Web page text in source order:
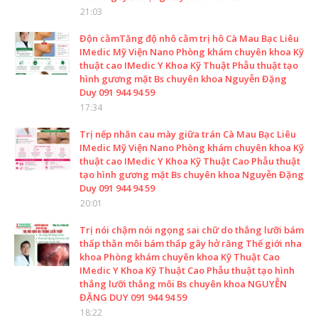
21:03
Độn cằmTăng độ nhô cằm trị hô Cà Mau Bạc Liêu
IMedic Mỹ Viện Nano Phòng khám chuyên khoa Kỹ
thuật cao IMedic Y Khoa Kỹ Thuật Phẫu thuật tạo
hình gương mặt Bs chuyên khoa Nguyễn Đặng
Duy 091 944 94 59
17:34
Trị nếp nhăn cau mày giữa trán Cà Mau Bạc Liêu
IMedic Mỹ Viện Nano Phòng khám chuyên khoa Kỹ
thuật cao IMedic Y Khoa Kỹ Thuật Cao Phẫu thuật
tạo hình gương mặt Bs chuyên khoa Nguyễn Đặng
Duy 091 944 94 59
20:01
Trị nói chậm nói ngọng sai chữ do thắng lưỡi bám
thấp thằn môi bám thấp gây hở răng Thế giới nha
khoa Phòng khám chuyên khoa Kỹ Thuật Cao
IMedic Y Khoa Kỹ Thuật Cao Phẫu thuật tạo hình
thắng lưỡi thắng môi Bs chuyên khoa NGUYỄN
ĐẶNG DUY 091 944 94 59
18:22